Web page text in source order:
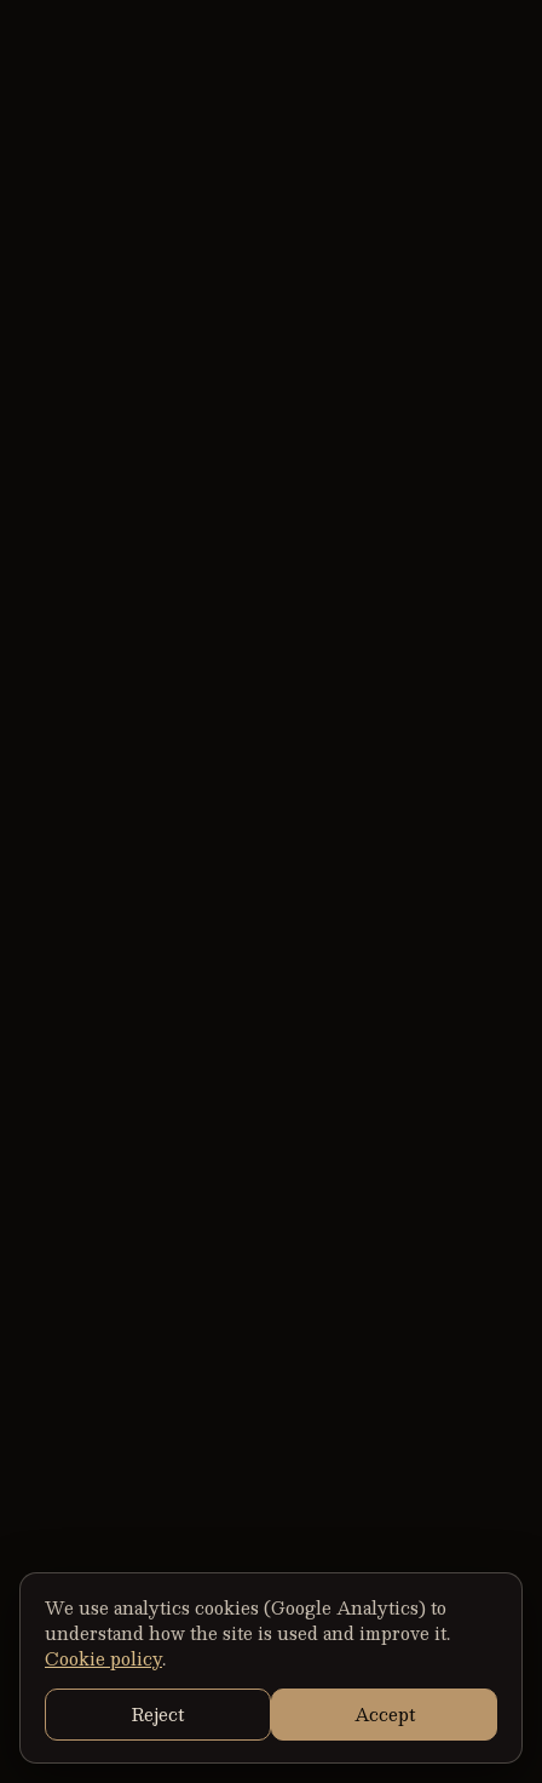
We use analytics cookies (Google Analytics) to
understand how the site is used and improve it.
Cookie policy.
Reject
Accept